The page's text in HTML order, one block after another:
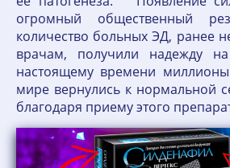
огромный общественный
количество больных ЭД, ранее
врачам, получили надежду
настоящему времени
мире вернулись к нормальной
благодаря приему этого